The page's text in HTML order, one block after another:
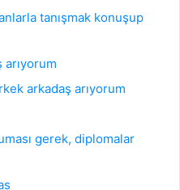
tanışmak konuşup
arkadaş arıyorum
gerek, diplomalar